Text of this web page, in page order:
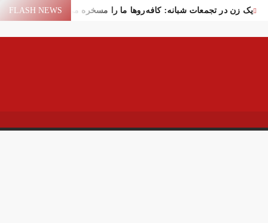
FLASH NEWSیک زن در تجمعات شبانه: کافه‌روها ما را مسخره می‌کنند!